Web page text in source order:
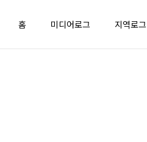
홈 미디어로그 지역로그